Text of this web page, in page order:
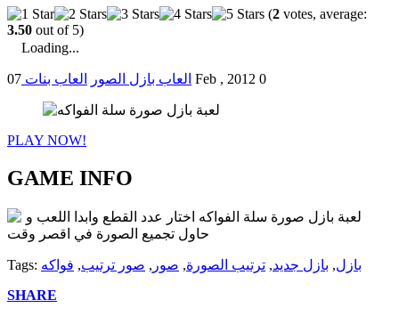
(2 votes, average:
3.50 out of 5)
Loading...
العاب بازل الصور العاب بنات 07 Feb , 2012 0
PLAY NOW!
GAME INFO
لعبة بازل صورة سلة الفواكه اختار عدد القطع وابدا اللعب و
حاول تجميع الصورة في اقصر وقت
Tags: بازل, بازل جديد, ترتيب الصورة, صور , صور ترتيب, فواكه
SHARE